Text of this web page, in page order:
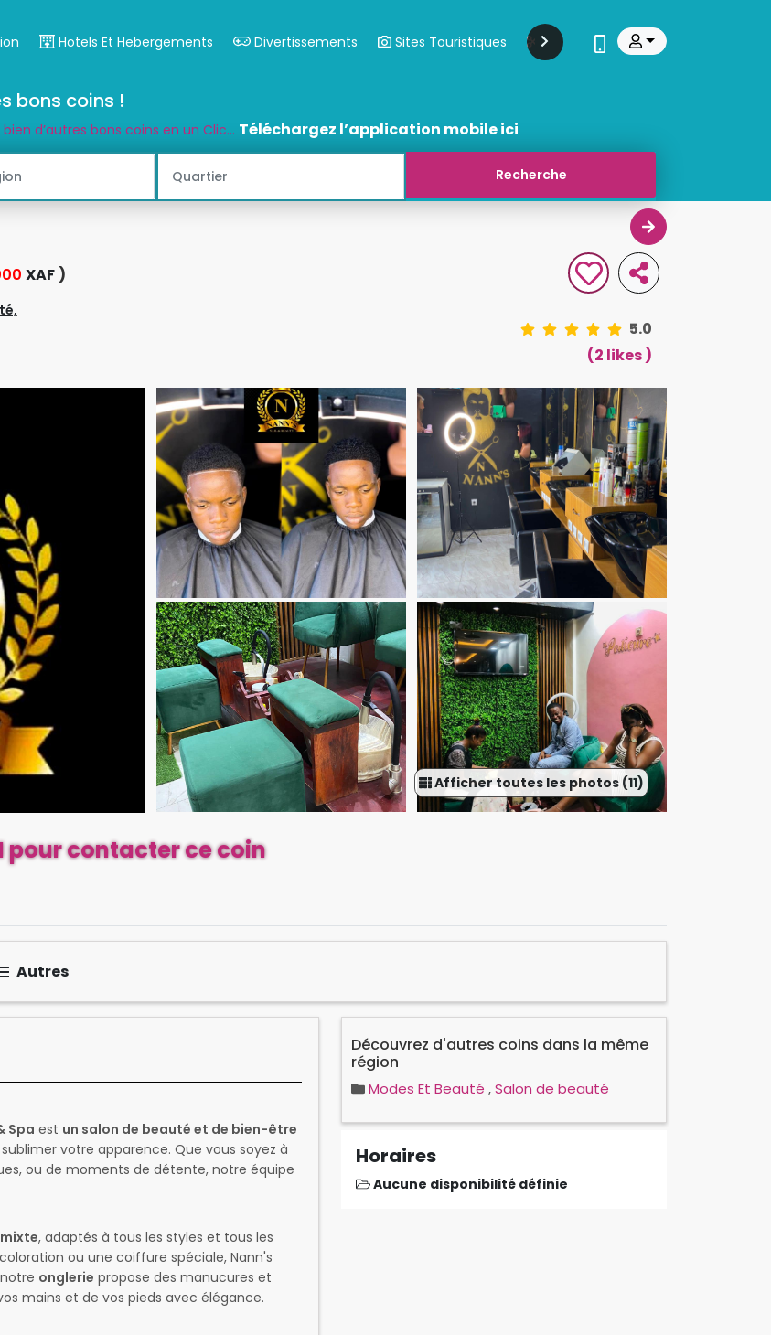
Hotels Et Hebergements Divertissements Sites Touristiques Modes Et Beauté
bons coins !
d’autres bons coins en un Clic... Téléchargez l’application mobile ici
XAF )
5.0
(2 likes )
Afficher toutes les photos (11)
pour contacter ce coin
Autres
Spa est un salon de beauté et de bien-être
votre apparence. Que vous soyez à
ou de moments de détente, notre équipe
, adaptés à tous les styles et tous les
ou une coiffure spéciale, Nann's
onglerie propose des manucures et
mains et de vos pieds avec élégance.
Découvrez d'autres coins dans la même
région
Modes Et Beauté ,Salon de beauté
Horaires
Aucune disponibilité définie